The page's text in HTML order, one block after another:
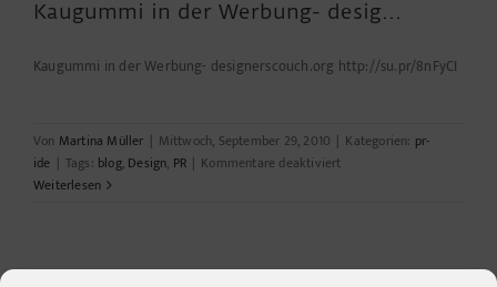
Kaugummi in der Werbung- desig…
Kaugummi in der Werbung- designerscouch.org http://su.pr/8nFyCI
Von Martina Müller | Mittwoch, September 29, 2010 | Kategorien: pr-
ide | Tags: blog, Design, PR | Kommentare deaktiviertfür
desig…
Weiterlesen